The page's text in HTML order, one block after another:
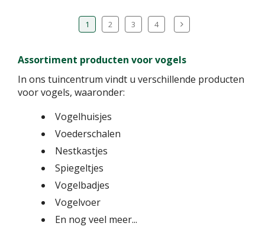
1 2 3 4
Assortiment producten voor vogels
In ons tuincentrum vindt u verschillende producten
voor vogels, waaronder:
Vogelhuisjes
Voederschalen
Nestkastjes
Spiegeltjes
Vogelbadjes
Vogelvoer
En nog veel meer...